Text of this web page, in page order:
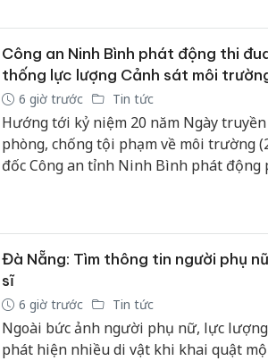
Công an Ninh Bình phát động thi
thống lực lượng Cảnh sát môi
6 giờ trước Tin tức
Hướng tới kỷ niệm 20 năm Ngày
phòng, chống tội phạm về môi trường
đốc Công an tỉnh Ninh Bình phát
vụ; gương mẫu đi đầu, thi đua lập
năm Ngày truyền thống lực lượng”.
Đà Nẵng: Tìm thông tin người phụ
sĩ
6 giờ trước Tin tức
Ngoài bức ảnh người phụ nữ, lực
phát hiện nhiều di vật khi khai quật